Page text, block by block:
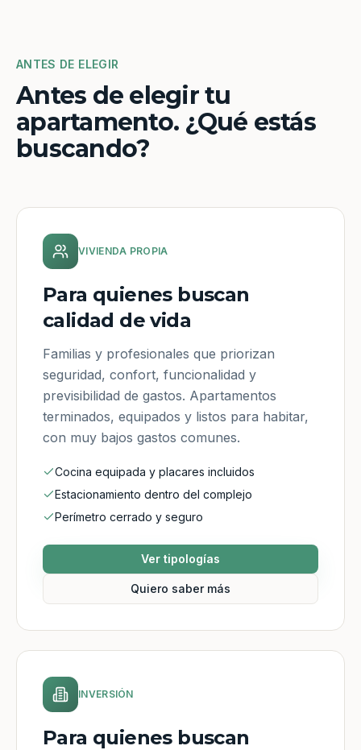
ANTES DE ELEGIR
Antes de elegir tu
apartamento. ¿Qué estás
buscando?
VIVIENDA PROPIA
Para quienes buscan
calidad de vida
Familias y profesionales que priorizan
seguridad, confort, funcionalidad y
previsibilidad de gastos. Apartamentos
terminados, equipados y listos para habitar,
con muy bajos gastos comunes.
Cocina equipada y placares incluidos
Estacionamiento dentro del complejo
Perímetro cerrado y seguro
Ver tipologías
Quiero saber más
INVERSIÓN
Para quienes buscan